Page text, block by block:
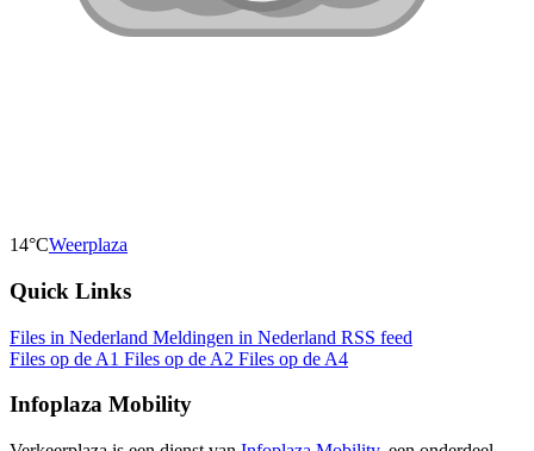
14°CWeerplaza
Quick Links
Files in Nederland Meldingen in Nederland RSS feed
Files op de A1 Files op de A2 Files op de A4
Infoplaza Mobility